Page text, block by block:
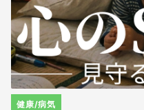
健康/病気